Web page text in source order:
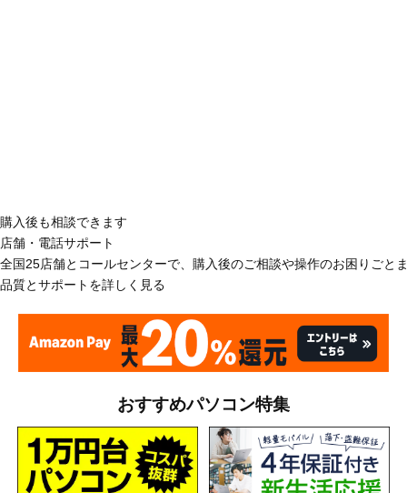
購入後も相談できます
店舗・電話サポート
全国25店舗とコールセンターで、購入後のご相談や操作のお困りごと
品質とサポートを詳しく見る
おすすめパソコン特集